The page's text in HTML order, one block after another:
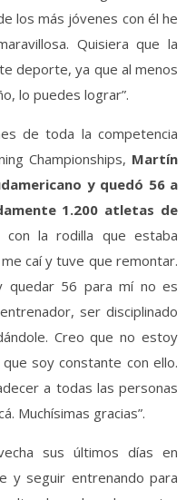
los más jóvenes con él he
Quisiera que la
deporte, ya que al menos
lo puedes lograr”.
de toda la competencia
Championships, Martín
y quedó 56 a
1.200 atletas de
con la rodilla que estaba
caí y tuve que remontar.
quedar 56 para mí no es
ser disciplinado
Creo que no estoy
soy constante con ello.
a todas las personas
Muchísimas gracias”.
sus últimos días en
y seguir entrenando para